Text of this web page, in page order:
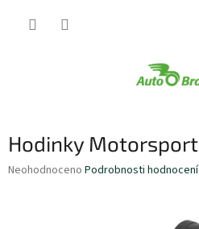
Hodinky Motorsport
Průměrné
Neohodnoceno Podrobnosti hodnocení